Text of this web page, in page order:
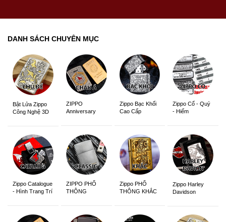
DANH SÁCH CHUYÊN MỤC
Bật Lửa Zippo
Công Nghệ 3D
ZIPPO
Anniversary
Zippo Bạc Khối
Cao Cấp
Zippo Cổ - Quý
- Hiếm
Zippo Catalogue
- Hình Trang Trí
ZIPPO PHỔ
THÔNG
Zippo PHỔ
THÔNG KHẮC
Zippo Harley
Davidson